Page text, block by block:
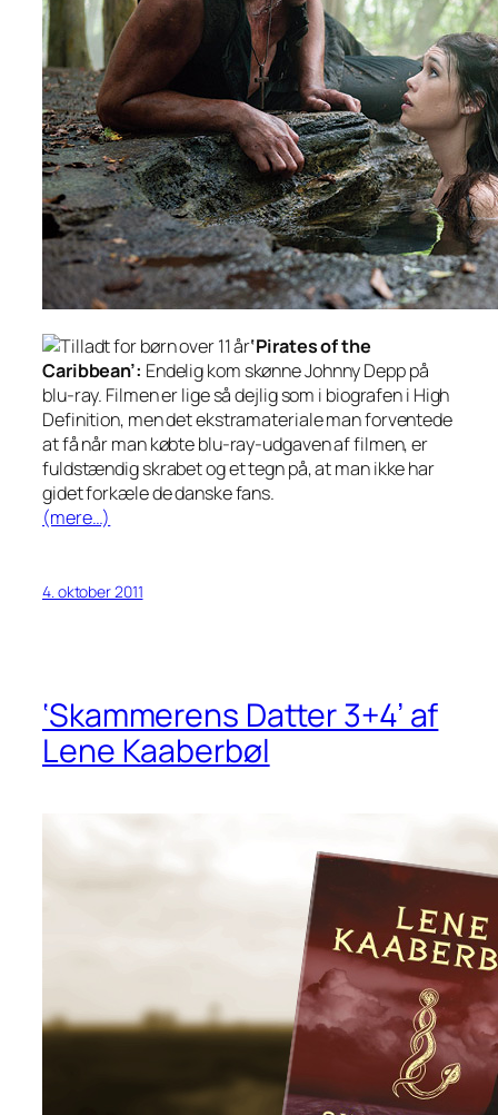
‘Pirates of the
Caribbean’: Endelig kom skønne Johnny Depp på
blu-ray. Filmen er lige så dejlig som i biografen i High
Definition, men det ekstramateriale man forventede
at få når man købte blu-ray-udgaven af filmen, er
fuldstændig skrabet og et tegn på, at man ikke har
gidet forkæle de danske fans.
(mere…)
4. oktober 2011
‘Skammerens Datter 3+4’ af
Lene Kaaberbøl